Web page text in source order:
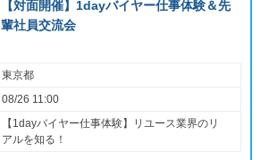
【対面開催】1dayバイヤー仕事体験＆先
輩社員交流会
東京都
08/26 11:00
【1dayバイヤー仕事体験】リユース業界のリ
アルを知る！